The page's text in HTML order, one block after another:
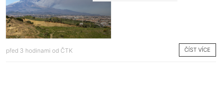
před 3 hodinami od ČTK ČÍST VÍCE